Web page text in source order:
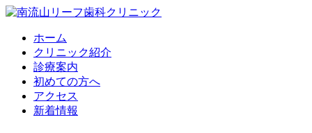
ホーム
クリニック紹介
診療案内
初めての方へ
アクセス
新着情報